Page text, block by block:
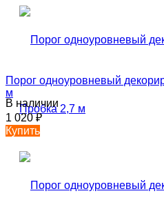
Порог одноуровневый
м
В наличии
1 020₽
Купить